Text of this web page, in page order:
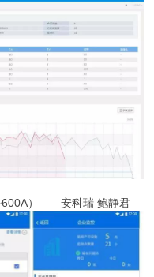
）——安科瑞 鲍静君